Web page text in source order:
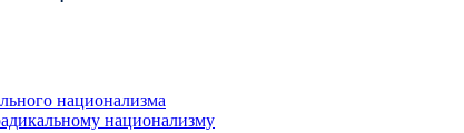
национализма
национализму